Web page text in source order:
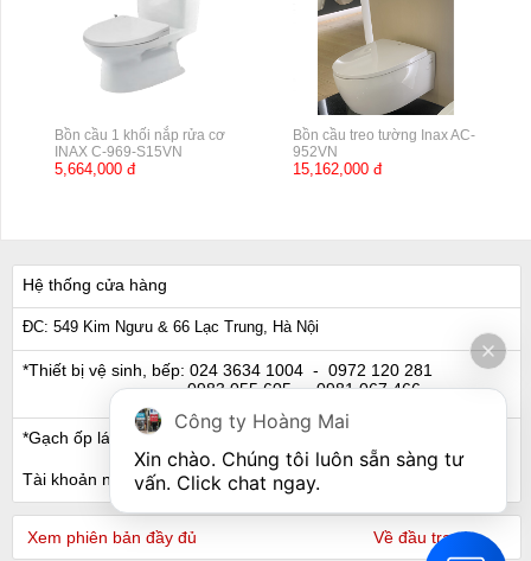
Bồn cầu 1 khối nắp rửa cơ
INAX C-969-S15VN
5,664,000 đ
Bồn cầu treo tường Inax AC-
952VN
15,162,000 đ
Hệ thống cửa hàng
ĐC: 549 Kim Ngưu & 66 Lạc Trung, Hà Nội
*Thiết bị vệ sinh, bếp: 024 3634 1004 - 0972 120 281
0983 055 605- 0981 067 466
*Gạch ốp lát, Ngói: 024 3632 0280 - 0911 441 066
Tài khoản ngân hàng
Xem phiên bản đầy đủ Về đầu trang
Công ty Hoàng Mai
Xin chào. Chúng tôi luôn sẵn sàng tư
vấn. Click chat ngay.